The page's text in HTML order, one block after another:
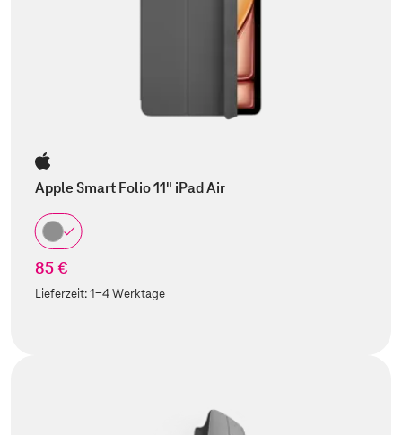
Apple Smart Folio 11" iPad Air
85 €
Lieferzeit:1-4 Werktage